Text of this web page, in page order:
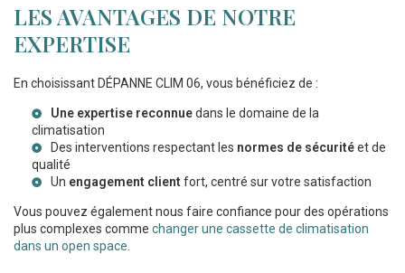
LES AVANTAGES DE NOTRE
EXPERTISE
En choisissant DÉPANNE CLIM 06, vous bénéficiez de :
Une expertise reconnuedans le domaine de la
climatisation
Des interventions respectant les normes de sécuritéet de
qualité
Un engagement client fort, centré sur votre satisfaction
Vous pouvez également nous faire confiance pour des opérations
plus complexes comme changer une cassette de climatisation
dans un open space